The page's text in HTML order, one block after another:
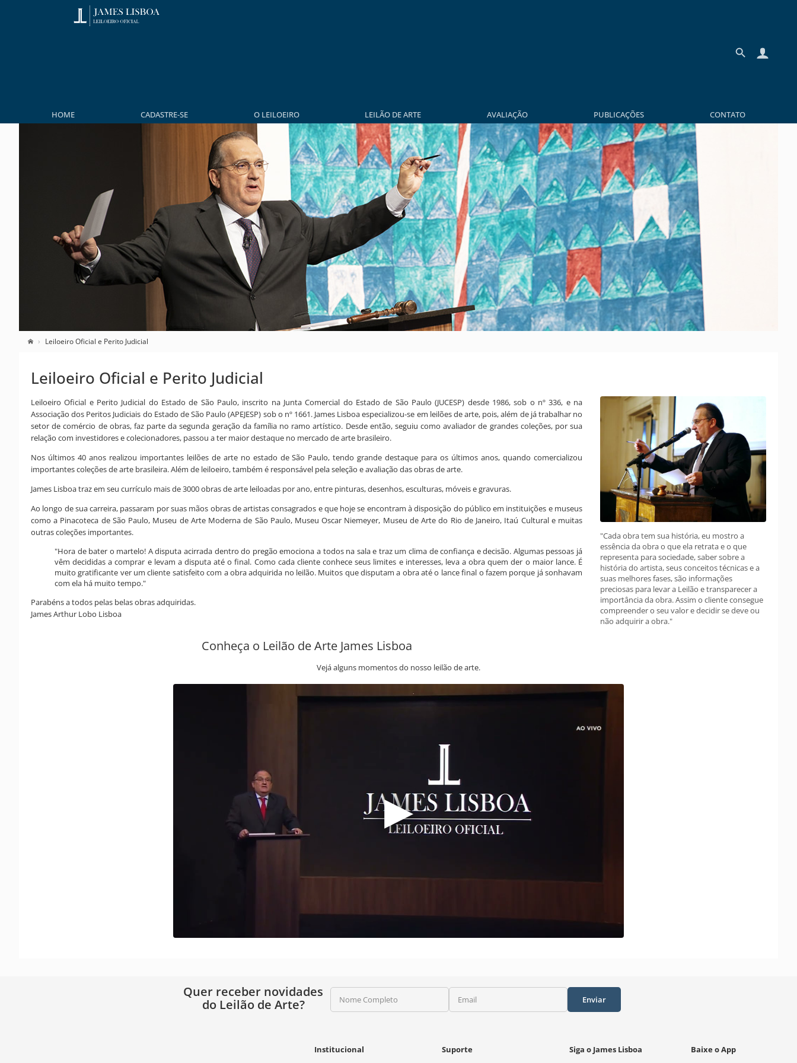
HOME CADASTRE-SE O LEILOEIRO LEILÃO DE ARTE AVALIAÇÃO PUBLICAÇÕES CONTATO
Leiloeiro Oficial e Perito Judicial
Leiloeiro Oficial e Perito Judicial
"Cada obra tem sua história, eu mostro a
essência da obra o que ela retrata e o que
representa para sociedade, saber sobre a
história do artista, seus conceitos técnicas e a
suas melhores fases, são informações
preciosas para levar a Leilão e transparecer a
importância da obra. Assim o cliente consegue
compreender o seu valor e decidir se deve ou
não adquirir a obra."
Leiloeiro Oficial e Perito Judicial do Estado de São Paulo, inscrito na Junta Comercial do Estado de São Paulo (JUCESP) desde 1986, sob o nº 336, e na
Associação dos Peritos Judiciais do Estado de São Paulo (APEJESP) sob o nº 1661. James Lisboa especializou-se em leilões de arte, pois, além de já trabalhar no
setor de comércio de obras, faz parte da segunda geração da família no ramo artístico. Desde então, seguiu como avaliador de grandes coleções, por sua
relação com investidores e colecionadores, passou a ter maior destaque no mercado de arte brasileiro.
Nos últimos 40 anos realizou importantes leilões de arte no estado de São Paulo, tendo grande destaque para os últimos anos, quando comercializou
importantes coleções de arte brasileira. Além de leiloeiro, também é responsável pela seleção e avaliação das obras de arte.
James Lisboa traz em seu currículo mais de 3000 obras de arte leiloadas por ano, entre pinturas, desenhos, esculturas, móveis e gravuras.
Ao longo de sua carreira, passaram por suas mãos obras de artistas consagrados e que hoje se encontram à disposição do público em instituições e museus
como a Pinacoteca de São Paulo, Museu de Arte Moderna de São Paulo, Museu Oscar Niemeyer, Museu de Arte do Rio de Janeiro, Itaú Cultural e muitas
outras coleções importantes.
"Hora de bater o martelo! A disputa acirrada dentro do pregão emociona a todos na sala e traz um clima de confiança e decisão. Algumas pessoas já
vêm decididas a comprar e levam a disputa até o final. Como cada cliente conhece seus limites e interesses, leva a obra quem der o maior lance. É
muito gratificante ver um cliente satisfeito com a obra adquirida no leilão. Muitos que disputam a obra até o lance final o fazem porque já sonhavam
com ela há muito tempo."
Parabéns a todos pelas belas obras adquiridas.
James Arthur Lobo Lisboa
Conheça o Leilão de Arte James Lisboa
Vejá alguns momentos do nosso leilão de arte.
Quer receber novidades
do Leilão de Arte?
Nome Completo Email Enviar
Institucional Suporte Siga o James Lisboa Baixe o App